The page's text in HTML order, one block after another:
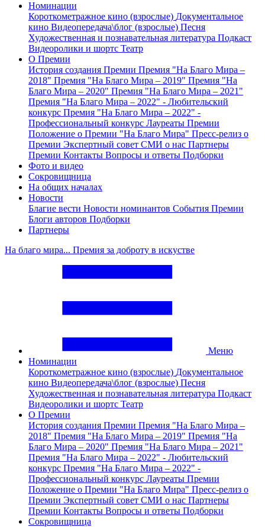
Номинации
Короткометражное кино (взрослые) Документальное
кино Видеопередача\блог (взрослые) Песня
Художественная и познавательная литература Подкаст
Видеоролики и шортс Театр
О Премии
История создания Премии Премия "На Благо Мира –
2018" Премия "На Благо Мира – 2019" Премия "На
Благо Мира – 2020" Премия "На Благо Мира – 2021"
Премия "На Благо Мира – 2022" - Любительский
конкурс Премия "На Благо Мира – 2022" -
Профессиональный конкурс Лауреаты Премии
Положение о Премии "На Благо Мира" Пресс-релиз о
Премии Экспертный совет СМИ о нас Партнеры
Премии Контакты Вопросы и ответы Подборки
Фото и видео
Сокровищница
На общих началах
Новости
Благие вести Новости номинантов События Премии
Блоги авторов Подборки
Партнеры
На благо мира... Премия за доброту в искустве
Меню
Номинации
Короткометражное кино (взрослые) Документальное
кино Видеопередача\блог (взрослые) Песня
Художественная и познавательная литература Подкаст
Видеоролики и шортс Театр
О Премии
История создания Премии Премия "На Благо Мира –
2018" Премия "На Благо Мира – 2019" Премия "На
Благо Мира – 2020" Премия "На Благо Мира – 2021"
Премия "На Благо Мира – 2022" - Любительский
конкурс Премия "На Благо Мира – 2022" -
Профессиональный конкурс Лауреаты Премии
Положение о Премии "На Благо Мира" Пресс-релиз о
Премии Экспертный совет СМИ о нас Партнеры
Премии Контакты Вопросы и ответы Подборки
Сокровищница